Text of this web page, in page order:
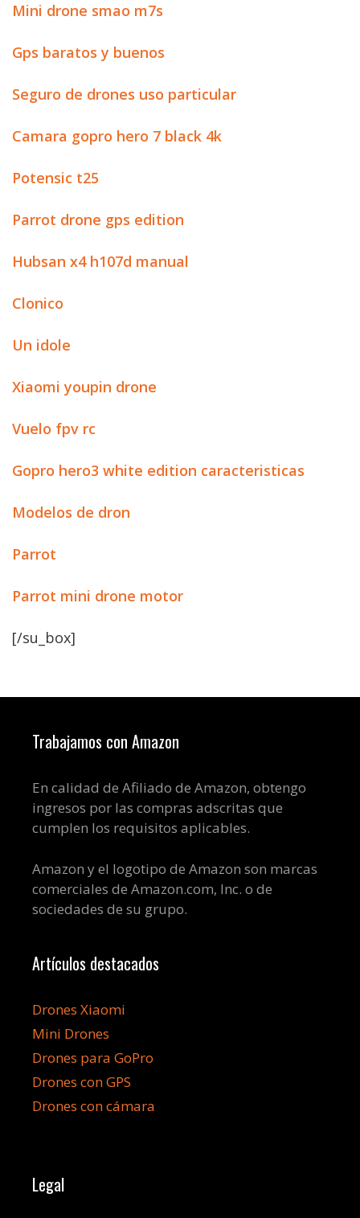
Mini drone smao m7s
Gps baratos y buenos
Seguro de drones uso particular
Camara gopro hero 7 black 4k
Potensic t25
Parrot drone gps edition
Hubsan x4 h107d manual
Clonico
Un idole
Xiaomi youpin drone
Vuelo fpv rc
Gopro hero3 white edition caracteristicas
Modelos de dron
Parrot
Parrot mini drone motor
[/su_box]
Trabajamos con Amazon
En calidad de Afiliado de Amazon, obtengo
ingresos por las compras adscritas que
cumplen los requisitos aplicables.
Amazon y el logotipo de Amazon son marcas
comerciales de Amazon.com, Inc. o de
sociedades de su grupo.
Artículos destacados
Drones Xiaomi
Mini Drones
Drones para GoPro
Drones con GPS
Drones con cámara
Legal